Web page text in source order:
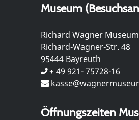
Museum
Richard Wagner Museum
Richard-Wagner-Str. 48
95444 Bayreuth
+ 49 921- 75728-16
Öffnungszeiten